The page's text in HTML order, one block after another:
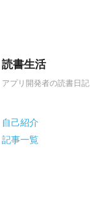
読書生活
アプリ開発者の読書日記
Menu
Skip to content
自己紹介
記事一覧